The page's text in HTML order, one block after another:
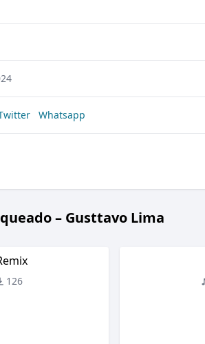
Whatsapp
– Gusttavo Lima
126